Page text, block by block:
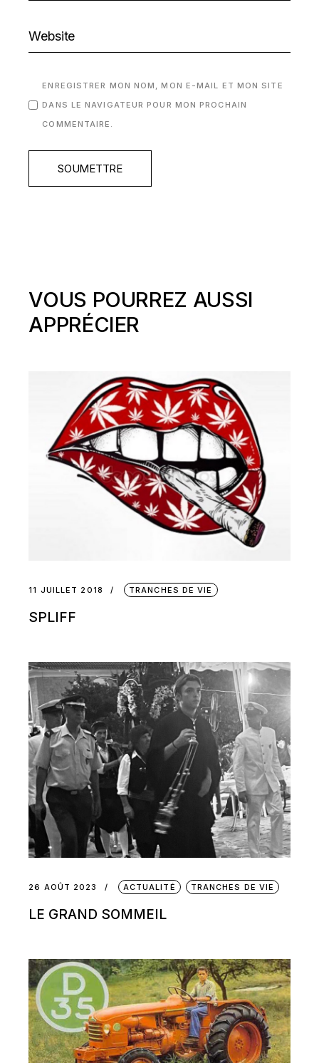
ENREGISTRER MON NOM, MON E-MAIL ET MON SITE
DANS LE NAVIGATEUR POUR MON PROCHAIN
COMMENTAIRE.
SOUMETTRE
VOUS POURREZ AUSSI
APPRÉCIER
11 JUILLET 2018 TRANCHES DE VIE
SPLIFF
26 AOÛT 2023 ACTUALITÉ TRANCHES DE VIE
LE GRAND SOMMEIL